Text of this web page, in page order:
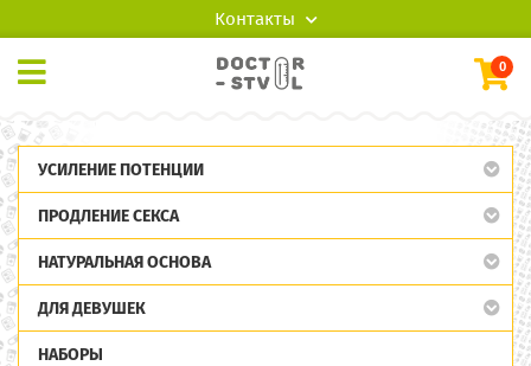
Контакты
0
УСИЛЕНИЕ ПОТЕНЦИИ
ПРОДЛЕНИЕ СЕКСА
НАТУРАЛЬНАЯ ОСНОВА
ДЛЯ ДЕВУШЕК
НАБОРЫ